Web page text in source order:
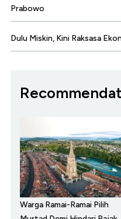
Prabowo
Dulu Miskin, Kini Raksasa
Warga Ramai-Ramai Pilih